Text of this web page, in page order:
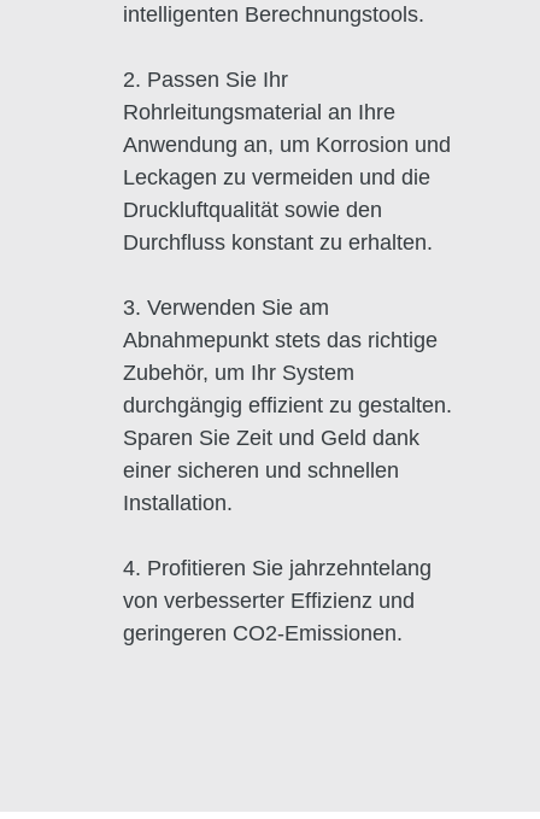
intelligenten Berechnungstools.
2. Passen Sie Ihr
Rohrleitungsmaterial an Ihre
Anwendung an, um Korrosion und
Leckagen zu vermeiden und die
Druckluftqualität sowie den
Durchfluss konstant zu erhalten.
3. Verwenden Sie am
Abnahmepunkt stets das richtige
Zubehör, um Ihr System
durchgängig effizient zu gestalten.
Sparen Sie Zeit und Geld dank
einer sicheren und schnellen
Installation.
4. Profitieren Sie jahrzehntelang
von verbesserter Effizienz und
geringeren CO2-Emissionen.